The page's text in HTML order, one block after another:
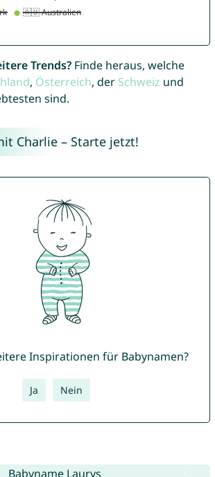
Trends?Finde heraus, welche
, Österreich, der Schweiz und
sind.
Charlie – Starte jetzt!
Inspirationen für Babynamen?
Ja Nein